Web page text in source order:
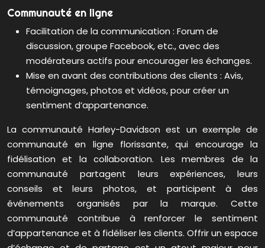
Communauté en ligne
Facilitation de la communication : Forum de
discussion, groupe Facebook, etc., avec des
modérateurs actifs pour encourager les échanges.
Mise en avant des contributions des clients : Avis,
témoignages, photos et vidéos, pour créer un
sentiment d’appartenance.
La communauté Harley-Davidson est un exemple de
communauté en ligne florissante, qui encourage la
fidélisation et la collaboration. Les membres de la
communauté partagent leurs expériences, leurs
conseils et leurs photos, et participent à des
événements organisés par la marque. Cette
communauté contribue à renforcer le sentiment
d’appartenance et à fidéliser les clients. Offrir un espace